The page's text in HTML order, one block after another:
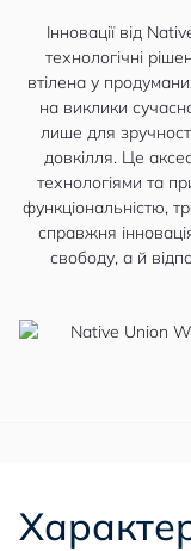
Інновації від
технологічні
втілена у
на виклики
лише для
довкілля. Це
технологіями та
функціональністю,
справжня
свободу, а й